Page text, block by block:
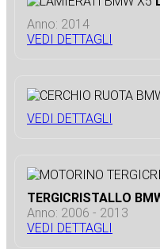
Anno: 2014
VEDI DETTAGLI
VEDI DETTAGLI
TERGICRISTALLO
Anno: 2006 - 2013
VEDI DETTAGLI